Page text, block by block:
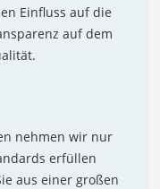
Einfluss auf die
auf dem
nehmen wir nur
erfüllen
aus einer großen